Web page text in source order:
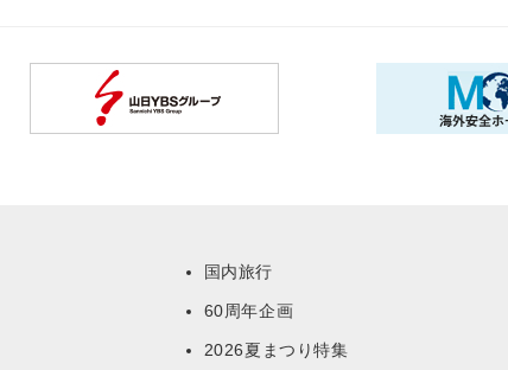
国内旅行
60周年企画
2026夏まつり特集